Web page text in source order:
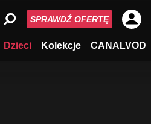
Dzieci Kolekcje CANALVOD
SPRAWDŹ OFERTĘ